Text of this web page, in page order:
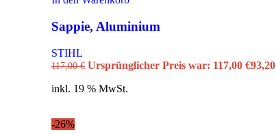
Augenschutz
Gehörschutz
Rückewerkzeuge
Hand- und Astscheren
Schutzhelme
Sonstige Geräte
Sappie, Aluminium
STIHL
117,00€ Ursprünglicher Preis war: 117,00 €93,20
inkl. 19 % MwSt.
-26%